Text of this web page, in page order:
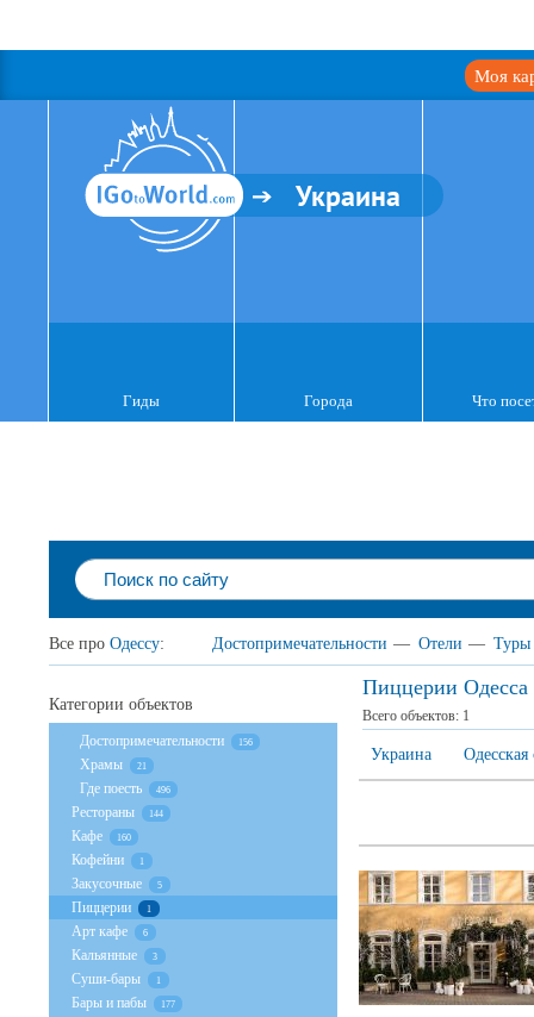
Моя
Украина
Гиды Города Что
Все про Одессу: Достопримечательности — Отели — Туры
Пиццерии Одесса
Всего объектов: 1
Украина Одесская
Категории объектов
Достопримечательности 156
Храмы 21
Где поесть 496
Рестораны 144
Кафе 160
Кофейни 1
Закусочные 5
Пиццерии 1
Арт кафе 6
Кальянные 3
Суши-бары 1
Бары и пабы 177